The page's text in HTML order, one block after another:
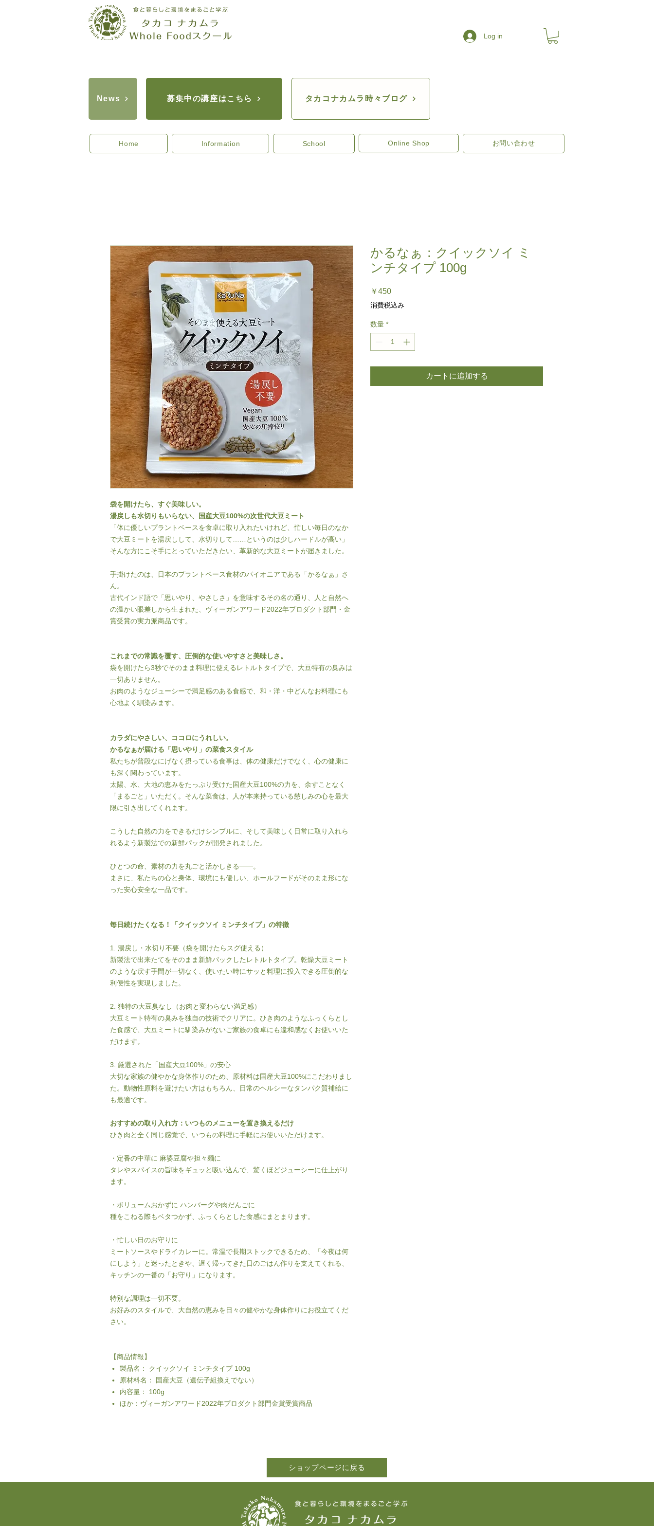
News 募集中の講座はこちら
Log in
タカコナカムラ時々ブログ
Home Information School Online Shop お問い合わせ
袋を開けたら、すぐ美味しい。
湯戻しも水切りもいらない、国産大豆100%の次世代大豆ミート
「体に優しいプラントベースを食卓に取り入れたいけれど、忙しい毎日のなか
で大豆ミートを湯戻しして、水切りして……というのは少しハードルが高い」
そんな方にこそ手にとっていただきたい、革新的な大豆ミートが届きました。
手掛けたのは、日本のプラントベース食材のパイオニアである「かるなぁ」さ
ん。
古代インド語で「思いやり、やさしさ」を意味するその名の通り、人と自然へ
の温かい眼差しから生まれた、ヴィーガンアワード2022年プロダクト部門・金
賞受賞の実力派商品です。
これまでの常識を覆す、圧倒的な使いやすさと美味しさ。
袋を開けたら3秒でそのまま料理に使えるレトルトタイプで、大豆特有の臭みは
一切ありません。
お肉のようなジューシーで満足感のある食感で、和・洋・中どんなお料理にも
心地よく馴染みます。
カラダにやさしい、ココロにうれしい。
かるなぁが届ける「思いやり」の菜食スタイル
私たちが普段なにげなく摂っている食事は、体の健康だけでなく、心の健康に
も深く関わっています。
太陽、水、大地の恵みをたっぷり受けた国産大豆100%の力を、余すことなく
「まるごと」いただく。そんな菜食は、人が本来持っている慈しみの心を最大
限に引き出してくれます。
こうした自然の力をできるだけシンプルに、そして美味しく日常に取り入れら
れるよう新製法での新鮮パックが開発されました。
ひとつの命、素材の力を丸ごと活かしきる――。
まさに、私たちの心と身体、環境にも優しい、ホールフードがそのまま形にな
った安心安全な一品です。
毎日続けたくなる！「クイックソイ ミンチタイプ」の特徴
1. 湯戻し・水切り不要（袋を開けたらスグ使える）
新製法で出来たてをそのまま新鮮パックしたレトルトタイプ。乾燥大豆ミート
のような戻す手間が一切なく、使いたい時にサッと料理に投入できる圧倒的な
利便性を実現しました。
2. 独特の大豆臭なし（お肉と変わらない満足感）
大豆ミート特有の臭みを独自の技術でクリアに。ひき肉のようなふっくらとし
た食感で、大豆ミートに馴染みがないご家族の食卓にも違和感なくお使いいた
だけます。
3. 厳選された「国産大豆100%」の安心
大切な家族の健やかな身体作りのため、原材料は国産大豆100%にこだわりまし
た。動物性原料を避けたい方はもちろん、日常のヘルシーなタンパク質補給に
も最適です。
おすすめの取り入れ方：いつものメニューを置き換えるだけ
ひき肉と全く同じ感覚で、いつもの料理に手軽にお使いいただけます。
・定番の中華に 麻婆豆腐や担々麺に
タレやスパイスの旨味をギュッと吸い込んで、驚くほどジューシーに仕上がり
ます。
・ボリュームおかずに ハンバーグや肉だんごに
種をこねる際もベタつかず、ふっくらとした食感にまとまります。
・忙しい日のお守りに
ミートソースやドライカレーに。常温で長期ストックできるため、「今夜は何
にしよう」と迷ったときや、遅く帰ってきた日のごはん作りを支えてくれる、
キッチンの一番の「お守り」になります。
特別な調理は一切不要。
お好みのスタイルで、大自然の恵みを日々の健やかな身体作りにお役立てくだ
さい。
【商品情報】
製品名： クイックソイ ミンチタイプ 100g
原材料名： 国産大豆（遺伝子組換えでない）
内容量： 100g
ほか：ヴィーガンアワード2022年プロダクト部門金賞受賞商品
かるなぁ：クイックソイ ミ
ンチタイプ 100g
￥450価
格
消費税込み
数量 *
カートに追加する
ショップページに戻る